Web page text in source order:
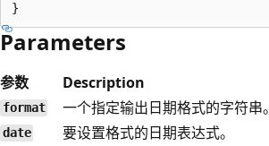
Parameters
参数 Description
format 一个指定输出日期格式的字符串。
date 要设置格式的日期表达式。